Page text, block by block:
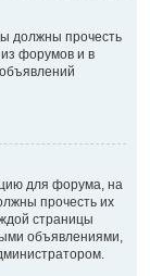
должны прочесть
форумов и в
для форума, на
прочесть их
страницы
объявлениями,